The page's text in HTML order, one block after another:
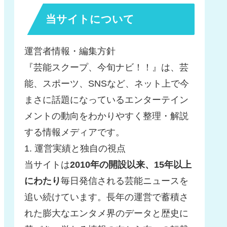
当サイトについて
運営者情報・編集方針
『芸能スクープ、今旬ナビ！！』は、芸
能、スポーツ、SNSなど、ネット上で今
まさに話題になっているエンターテイン
メントの動向をわかりやすく整理・解説
する情報メディアです。
1. 運営実績と独自の視点
当サイトは2010年の開設以来、15年以上
にわたり毎日発信される芸能ニュースを
追い続けています。長年の運営で蓄積さ
れた膨大なエンタメ界のデータと歴史に